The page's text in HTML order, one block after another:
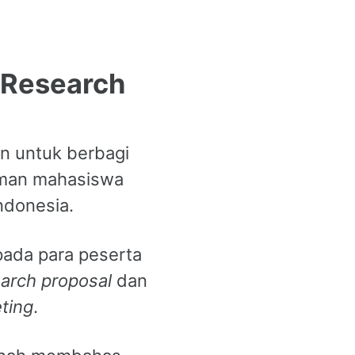
untuk berbagi
mahasiswa
para peserta
proposal dan
.